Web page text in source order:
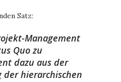
Satz:
Management
Quo zu
dazu aus der
der hierarchischen